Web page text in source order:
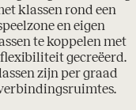
klassen rond een
en eigen
te koppelen met
gecreëerd.
zijn per graad